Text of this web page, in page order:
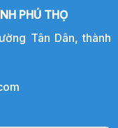
PHÚ THỌ
Tân Dân, thành